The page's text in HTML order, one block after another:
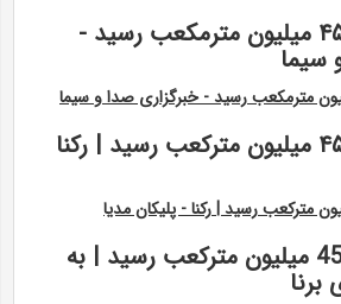
مصرف گاز به ۴۵۰ میلیون مترمکعب رسید -
سیما
مصرف گاز به ۴۵۰ میلیون مترکعب رسید | رکنا
مصرف گاز به 450 میلیون مترکعب رسید | به